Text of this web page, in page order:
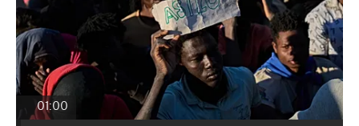
01:00